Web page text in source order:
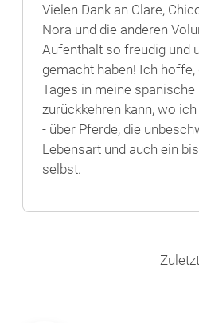
Vielen Dank an Clare,
Nora und die anderen
Aufenthalt so freudig und
gemacht haben! Ich
Tages in meine
zurückkehren kann, wo
- über Pferde, die
Lebensart und auch ein
selbst.